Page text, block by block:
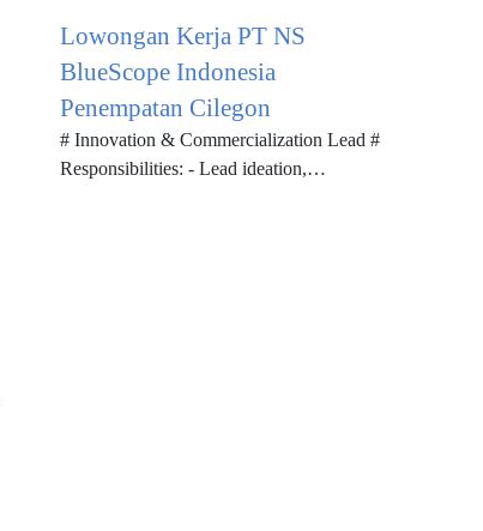
Engineering (diutamakan). - Berpe...
Lowongan Kerja PT NS
BlueScope Indonesia
Penempatan Cilegon
# Innovation & Commercialization Lead #
Responsibilities: - Lead ideation,